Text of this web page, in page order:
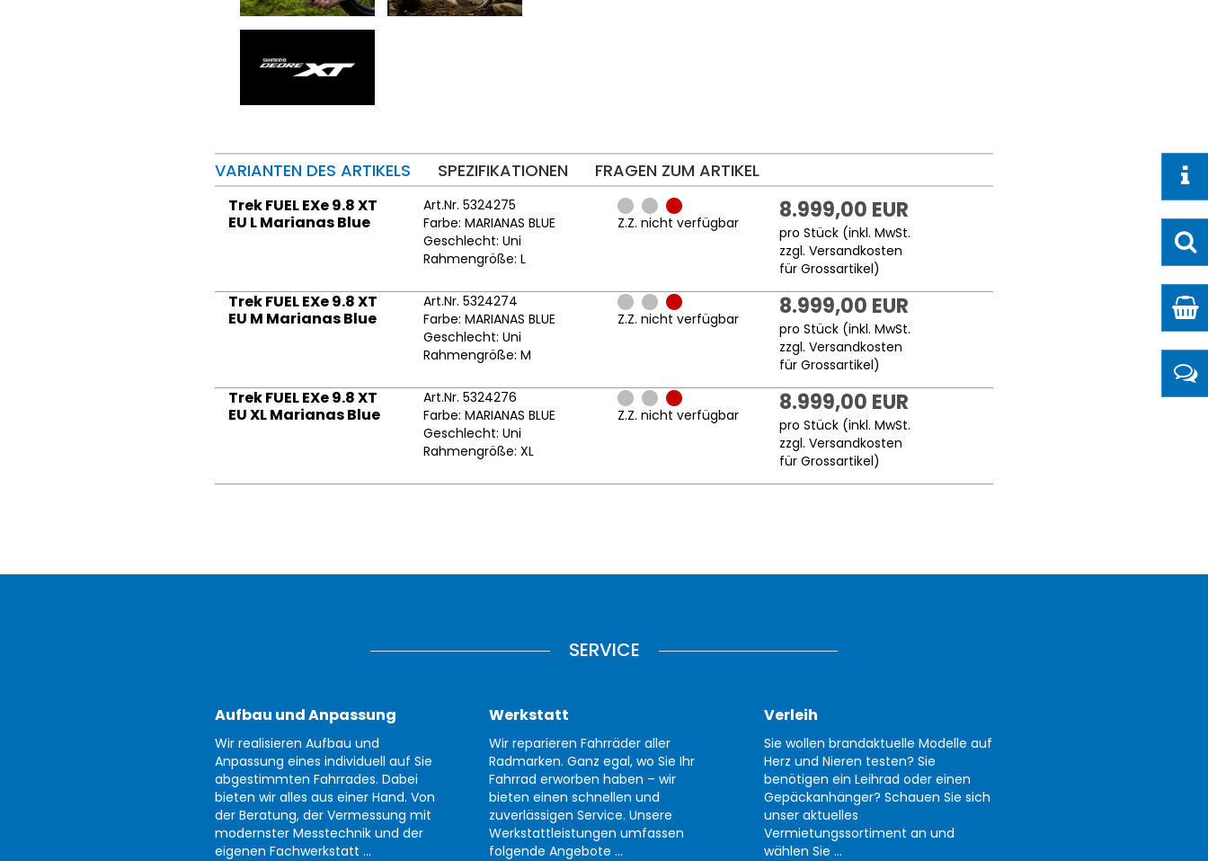
VARIANTEN DES ARTIKELS SPEZIFIKATIONEN FRAGEN ZUM ARTIKEL
Trek FUEL EXe 9.8 XT
EU L Marianas Blue
Art.Nr. 5324275
Farbe: MARIANAS BLUE
Geschlecht: Uni
Rahmengröße: L
Z.Z. nicht verfügbar 8.999,00 EUR
pro Stück (inkl. MwSt.
zzgl.Versandkosten
für Grossartikel)
Trek FUEL EXe 9.8 XT
EU M Marianas Blue
Art.Nr. 5324274
Farbe: MARIANAS BLUE
Geschlecht: Uni
Rahmengröße: M
Z.Z. nicht verfügbar 8.999,00 EUR
pro Stück (inkl. MwSt.
zzgl.Versandkosten
für Grossartikel)
Trek FUEL EXe 9.8 XT
EU XL Marianas Blue
Art.Nr. 5324276
Farbe: MARIANAS BLUE
Geschlecht: Uni
Rahmengröße: XL
Z.Z. nicht verfügbar 8.999,00 EUR
pro Stück (inkl. MwSt.
zzgl.Versandkosten
für Grossartikel)
SERVICE
Aufbau und Anpassung
Wir realisieren Aufbau und
Anpassung eines individuell auf Sie
abgestimmten Fahrrades. Dabei
bieten wir alles aus einer Hand. Von
der Beratung, der Vermessung mit
modernster Messtechnik und der
eigenen Fachwerkstatt ...
Werkstatt
Wir reparieren Fahrräder aller
Radmarken. Ganz egal, wo Sie Ihr
Fahrrad erworben haben – wir
bieten einen schnellen und
zuverlässigen Service. Unsere
Werkstattleistungen umfassen
folgende Angebote ...
Verleih
Sie wollen brandaktuelle Modelle auf
Herz und Nieren testen? Sie
benötigen ein Leihrad oder einen
Gepäckanhänger? Schauen Sie sich
unser aktuelles
Vermietungssortiment an und
wählen Sie ...